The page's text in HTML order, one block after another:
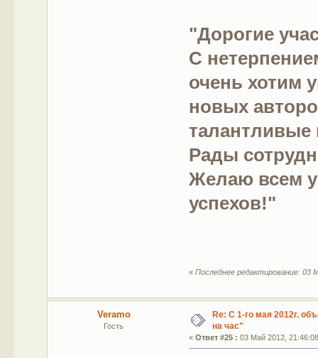
"Дорогие
С
очень хотим
новых
талантливые
Рады
Желаю всем
успехов!"
«Последнее редактирование: 03
Veramo
Гость
Re: С 1-го мая 2012г.
на час"
«Ответ #25 : 03 Май 2012,